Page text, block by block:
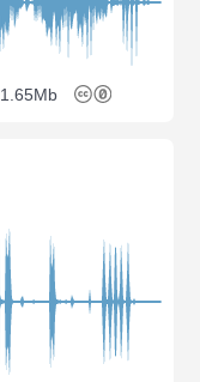
1.65Mb